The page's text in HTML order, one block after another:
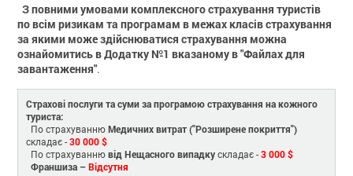
З повними умовами комплексного страхування туристів
по всім ризикам та програмам в межах класів страхування
за якими може здійснюватися страхування можна
ознайомитись в Додатку №1 вказаному в "Файлах для
завантаження".
Страхові послуги та суми за програмою страхування на кожного
туриста:
По страхуванню Медичних витрат ("Розширене покриття")
складає -30 000 $
По страхуваннювід Нещасного випадку складає -3 000 $
Франшиза –Відсутня